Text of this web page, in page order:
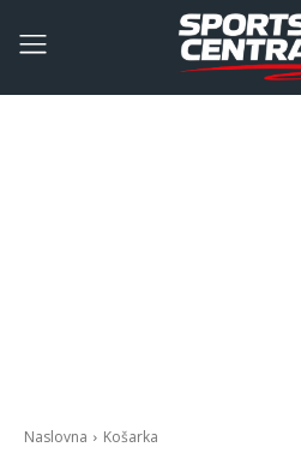
Naslovna Košarka